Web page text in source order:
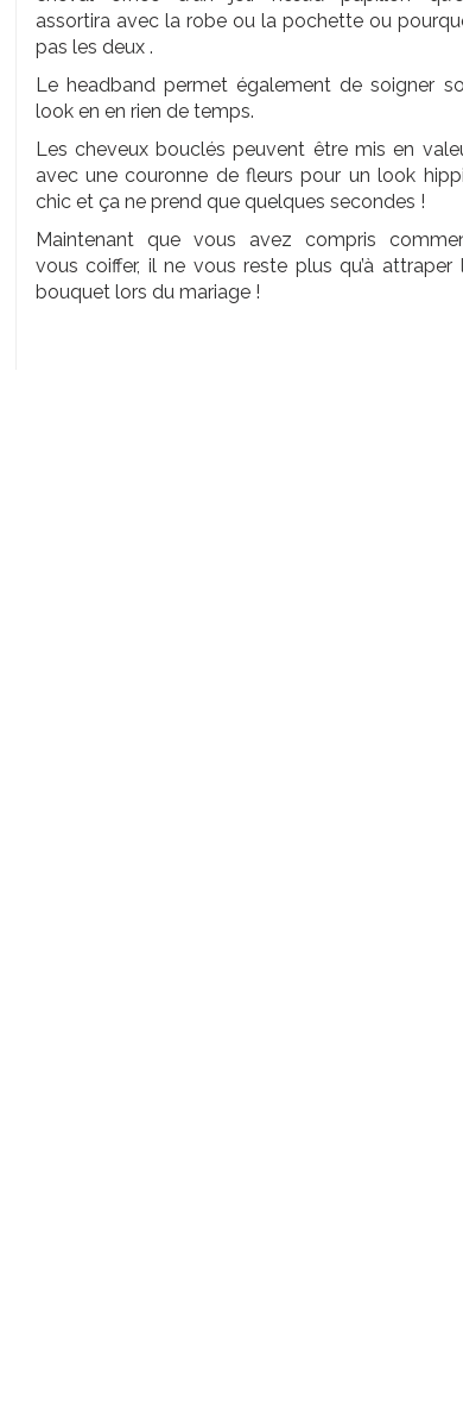
assortira avec la robe ou la pochette ou
pas les deux .
Le headband permet également de soigner
look en en rien de temps.
Les cheveux bouclés peuvent être mis en
avec une couronne de fleurs pour un look
chic et ça ne prend que quelques secondes !
Maintenant que vous avez compris
vous coiffer, il ne vous reste plus qu’à attraper
bouquet lors du mariage !